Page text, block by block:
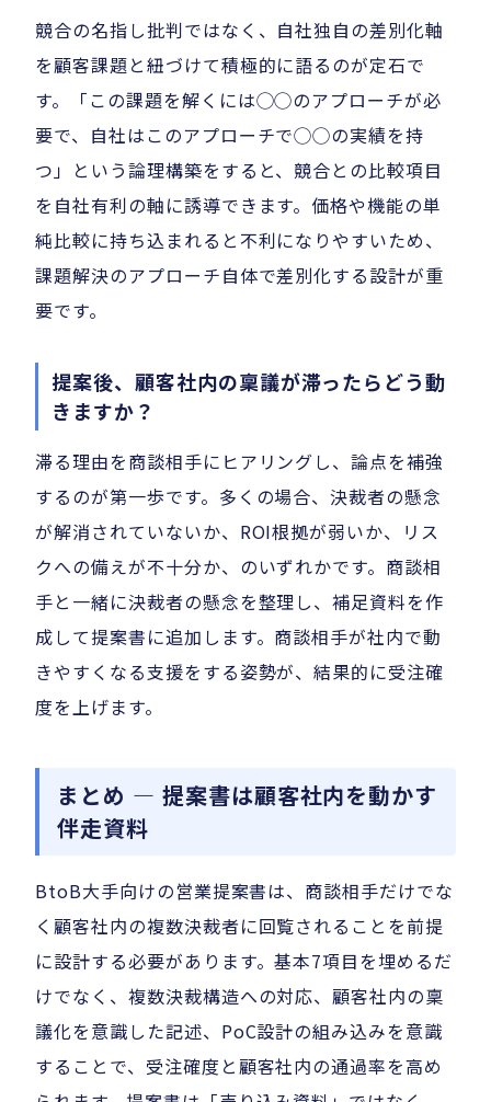
競合の名指し批判ではなく、自社独自の差別化軸
を顧客課題と紐づけて積極的に語るのが定石で
す。「この課題を解くには◯◯のアプローチが必
要で、自社はこのアプローチで◯◯の実績を持
つ」という論理構築をすると、競合との比較項目
を自社有利の軸に誘導できます。価格や機能の単
純比較に持ち込まれると不利になりやすいため、
課題解決のアプローチ自体で差別化する設計が重
要です。
提案後、顧客社内の稟議が滞ったらどう動
きますか？
滞る理由を商談相手にヒアリングし、論点を補強
するのが第一歩です。多くの場合、決裁者の懸念
が解消されていないか、ROI根拠が弱いか、リス
クへの備えが不十分か、のいずれかです。商談相
手と一緒に決裁者の懸念を整理し、補足資料を作
成して提案書に追加します。商談相手が社内で動
きやすくなる支援をする姿勢が、結果的に受注確
度を上げます。
まとめ — 提案書は顧客社内を動かす
伴走資料
BtoB大手向けの営業提案書は、商談相手だけでな
く顧客社内の複数決裁者に回覧されることを前提
に設計する必要があります。基本7項目を埋めるだ
けでなく、複数決裁構造への対応、顧客社内の稟
議化を意識した記述、PoC設計の組み込みを意識
することで、受注確度と顧客社内の通過率を高め